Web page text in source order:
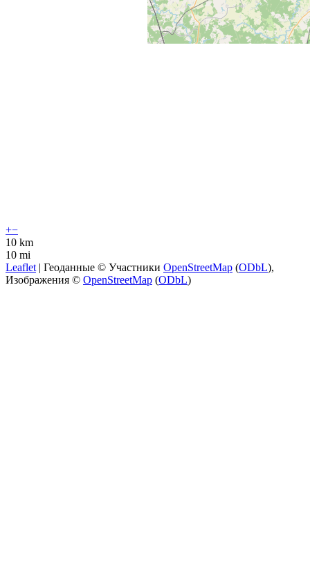
+−
10 km
10 mi
Leaflet | Геоданные © Участники OpenStreetMap (ODbL),
Изображения © OpenStreetMap (ODbL)